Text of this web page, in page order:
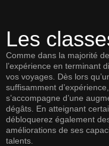
Les
Comme dans la majorité
l’expérience en terminant
vos voyages. Dès lors
suffisamment
s’accompagne d’une
dégâts. En atteignant
débloquerez également
améliorations de ses
talents.